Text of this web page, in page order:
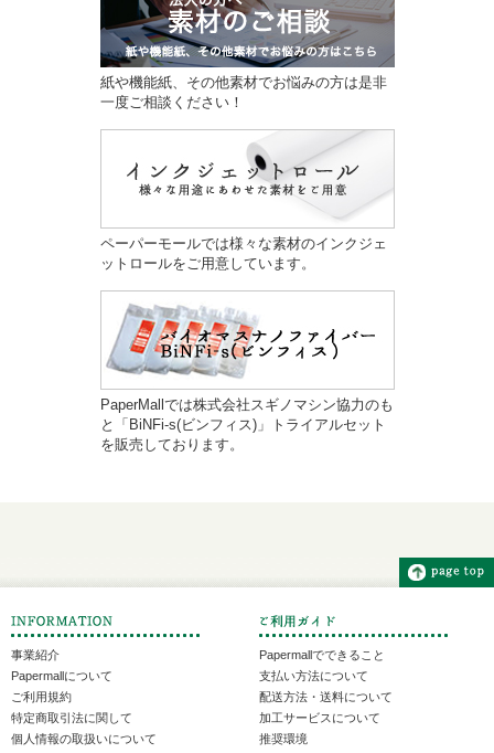
紙や機能紙、その他素材でお悩みの方は是非
一度ご相談ください！
ペーパーモールでは様々な素材のインクジェ
ットロールをご用意しています。
PaperMallでは株式会社スギノマシン協力のも
と「BiNFi-s(ビンフィス)」トライアルセット
を販売しております。
事業紹介
Papermallについて
ご利用規約
特定商取引法に関して
個人情報の取扱いについて
Papermallでできること
支払い方法について
配送方法・送料について
加工サービスについて
推奨環境